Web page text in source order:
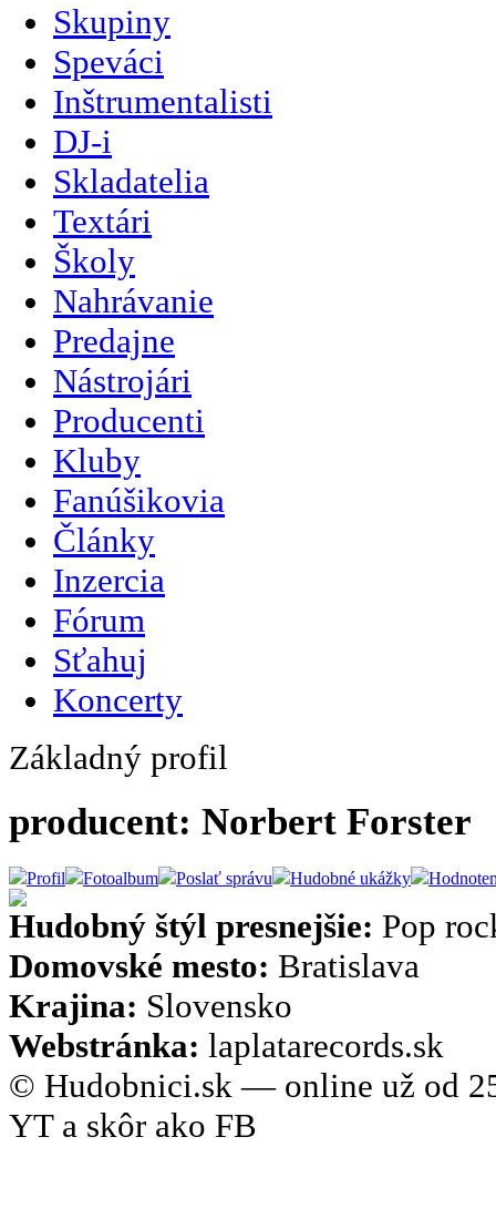
Skupiny
Speváci
Inštrumentalisti
DJ-i
Skladatelia
Textári
Školy
Nahrávanie
Predajne
Nástrojári
Producenti
Kluby
Fanúšikovia
Články
Inzercia
Fórum
Sťahuj
Koncerty
Základný profil
producent: Norbert Forster
Profil Fotoalbum Poslať správu Hudobné ukážky
Hudobný štýl presnejšie: Pop
Domovské mesto: Bratislava
Krajina: Slovensko
Webstránka: laplatarecords.sk
© Hudobnici.sk — online už od
YT a skôr ako FB